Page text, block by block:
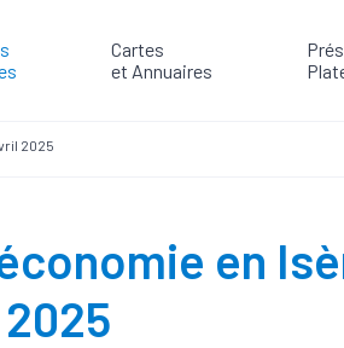
Cartes
et Annuaires
2025
en
2025